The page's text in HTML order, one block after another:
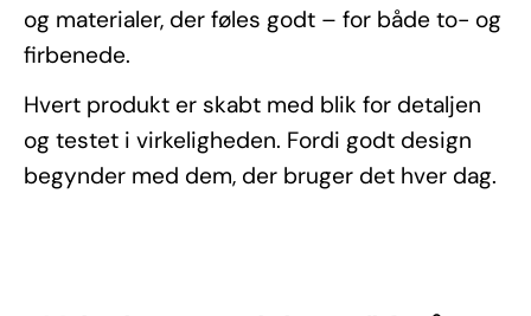
og materialer, der føles godt – for både to- og
firbenede.
Hvert produkt er skabt med blik for detaljen
og testet i virkeligheden. Fordi godt design
begynder med dem, der bruger det hver dag.